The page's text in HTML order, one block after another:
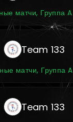
матчи, Группа A
Team 133
матчи, Группа A
Team 133